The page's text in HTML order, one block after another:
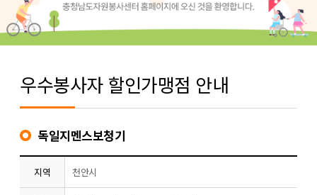
우수봉사자 할인가맹점 안내
독일지멘스보청기
지역 천안시